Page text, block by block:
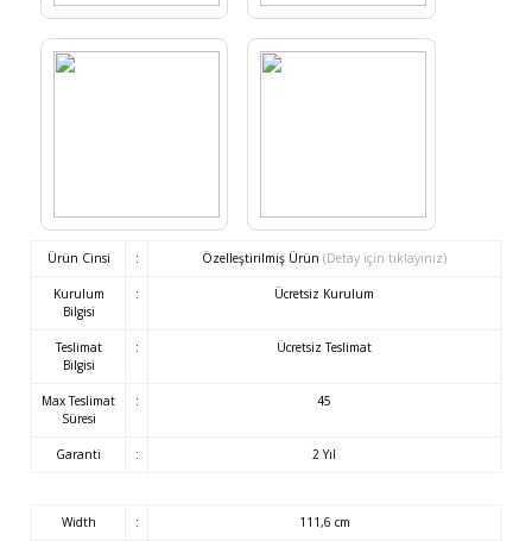
Ürün Cinsi : Özelleştirilmiş Ürün (Detay için tıklayınız)
Kurulum
Bilgisi
: Ücretsiz Kurulum
Teslimat
Bilgisi
: Ücretsiz Teslimat
Max Teslimat
Süresi
: 45
Garanti : 2 Yıl
Width : 111,6 cm